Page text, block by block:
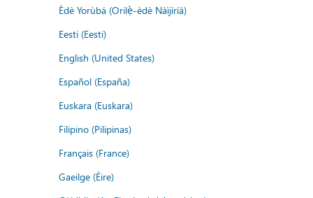
Èdè Yorùbá (Orilẹ̀-èdè Nàìjíríà)
Eesti (Eesti)
English (United States)
Español (España)
Euskara (Euskara)
Filipino (Pilipinas)
Français (France)
Gaeilge (Éire)